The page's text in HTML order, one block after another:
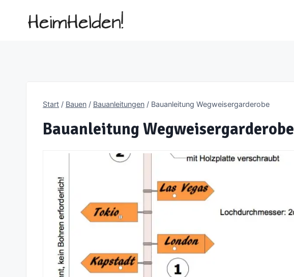
Start / Bauen / Bauanleitungen / Bauanleitung Wegweisergarderobe
Bauanleitung Wegweisergarderobe